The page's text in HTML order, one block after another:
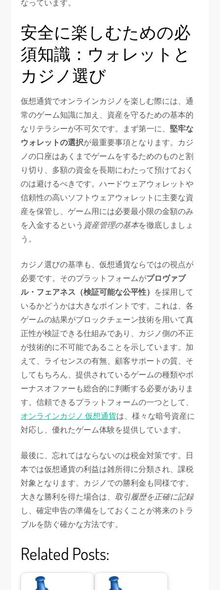
なっています。
安全に楽しむための必
須知識：ウォレットと
カジノ選び
仮想通貨でオンラインカジノを楽しむ際には、通
常のゲーム知識に加え、資産を守るための基本的
なリテラシーが不可欠です。まず第一に、堅牢な
ウォレットの選択が最重要事項となります。カジ
ノの口座はあくまでゲームをするためのものと割
り切り、多額の資金を長期にわたって預けておく
のは避けるべきです。ハードウェアウォレットや
信頼性の高いソフトウェアウォレットに主要な資
産を保管し、ゲーム用には必要最小限の金額のみ
を入金するという 資産管理の基本を徹底しましょ
う。
カジノ選びの基準も、仮想通貨ならではの視点が
必要です。そのプラットフォームがプロヴァブ
ル・フェアネス（検証可能な公平性） を採用して
いるかどうかは大きなポイントです。これは、各
ゲームの結果がブロックチェーン技術を用いて真
正性が検証できる仕組みであり、カジノ側の不正
が技術的に不可能であることを示しています。加
えて、ライセンスの有無、顧客サポートの質、そ
してもちろん、提供されているゲームの種類やボ
ーナスオファーも総合的に判断する必要がありま
す。信頼できるプラットフォームの一つとして、
オンラインカジノ 仮想通貨は、様々な暗号資産に
対応し、優れたゲーム体験を提供しています。
最後に、忘れてはならないのは税金対策です。日
本では仮想通貨の利益は雑所得に分類され、課税
対象となります。カジノでの勝利金も同様です。
大きな勝利を得た場合は、取引履歴を正確に記録
し、確定申告の準備をしておくことが将来のトラ
ブルを防ぐ確かな方法です。
Related Posts: